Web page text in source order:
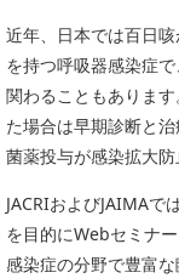
会員会社
会員リスト
入会金・会費規程
材料
X線・放射光
近年、日本では百日
を持つ呼吸器感染症
関わることもありま
た場合は早期診断と
菌薬投与が感染拡大防
JACRIおよびJAIMAで
を目的にWebセミナ
感染症の分野で豊富